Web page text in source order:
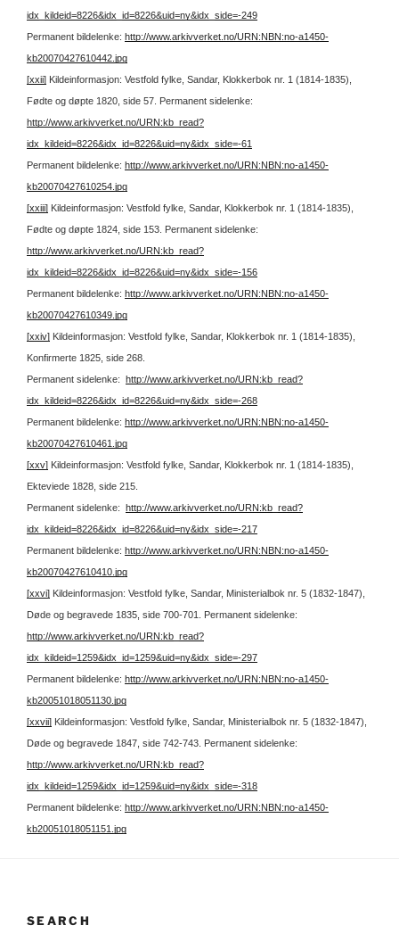
idx_kildeid=8226&idx_id=8226&uid=ny&idx_side=-249
Permanent bildelenke: http://www.arkivverket.no/URN:NBN:no-a1450-
kb20070427610442.jpg
[xxii] Kildeinformasjon: Vestfold fylke, Sandar, Klokkerbok nr. 1 (1814-1835),
Fødte og døpte 1820, side 57. Permanent sidelenke:
http://www.arkivverket.no/URN:kb_read?
idx_kildeid=8226&idx_id=8226&uid=ny&idx_side=-61
Permanent bildelenke: http://www.arkivverket.no/URN:NBN:no-a1450-
kb20070427610254.jpg
[xxiii] Kildeinformasjon: Vestfold fylke, Sandar, Klokkerbok nr. 1 (1814-1835),
Fødte og døpte 1824, side 153. Permanent sidelenke:
http://www.arkivverket.no/URN:kb_read?
idx_kildeid=8226&idx_id=8226&uid=ny&idx_side=-156
Permanent bildelenke: http://www.arkivverket.no/URN:NBN:no-a1450-
kb20070427610349.jpg
[xxiv] Kildeinformasjon: Vestfold fylke, Sandar, Klokkerbok nr. 1 (1814-1835),
Konfirmerte 1825, side 268.
Permanent sidelenke: http://www.arkivverket.no/URN:kb_read?
idx_kildeid=8226&idx_id=8226&uid=ny&idx_side=-268
Permanent bildelenke: http://www.arkivverket.no/URN:NBN:no-a1450-
kb20070427610461.jpg
[xxv] Kildeinformasjon: Vestfold fylke, Sandar, Klokkerbok nr. 1 (1814-1835),
Ekteviede 1828, side 215.
Permanent sidelenke: http://www.arkivverket.no/URN:kb_read?
idx_kildeid=8226&idx_id=8226&uid=ny&idx_side=-217
Permanent bildelenke: http://www.arkivverket.no/URN:NBN:no-a1450-
kb20070427610410.jpg
[xxvi] Kildeinformasjon: Vestfold fylke, Sandar, Ministerialbok nr. 5 (1832-1847),
Døde og begravede 1835, side 700-701. Permanent sidelenke:
http://www.arkivverket.no/URN:kb_read?
idx_kildeid=1259&idx_id=1259&uid=ny&idx_side=-297
Permanent bildelenke: http://www.arkivverket.no/URN:NBN:no-a1450-
kb20051018051130.jpg
[xxvii] Kildeinformasjon: Vestfold fylke, Sandar, Ministerialbok nr. 5 (1832-1847),
Døde og begravede 1847, side 742-743. Permanent sidelenke:
http://www.arkivverket.no/URN:kb_read?
idx_kildeid=1259&idx_id=1259&uid=ny&idx_side=-318
Permanent bildelenke: http://www.arkivverket.no/URN:NBN:no-a1450-
kb20051018051151.jpg
SEARCH